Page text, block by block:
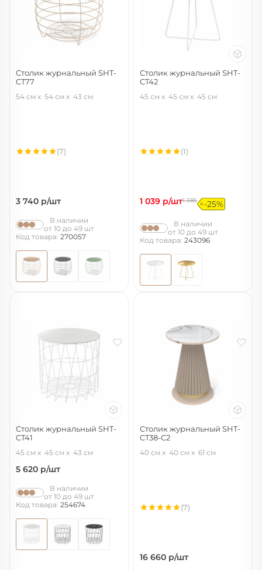
Столик журнальный SHT-
CT77
54 см 54 см 43 см
3 740 р/шт
(7)
В наличии
от 10 до 49 шт
Код товара: 270057
Столик журнальный SHT-
CT42
45 см 45 см 45 см
1 039 р/шт1 385 -25%
(1)
В наличии
от 10 до 49 шт
Код товара: 243096
Столик журнальный SHT-
CT41
45 см 45 см 43 см
5 620 р/шт
В наличии
от 10 до 49 шт
Код товара: 254674
Столик журнальный SHT-
CT38-C2
40 см 40 см 61 см
16 660 р/шт
(7)